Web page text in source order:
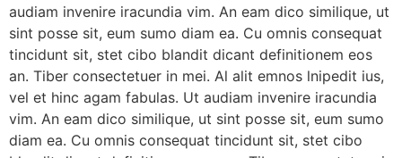
audiam invenire iracundia vim. An eam dico similique, ut
sint posse sit, eum sumo diam ea. Cu omnis consequat
tincidunt sit, stet cibo blandit dicant definitionem eos
an. Tiber consectetuer in mei. Al alit emnos lnipedit ius,
vel et hinc agam fabulas. Ut audiam invenire iracundia
vim. An eam dico similique, ut sint posse sit, eum sumo
diam ea. Cu omnis consequat tincidunt sit, stet cibo